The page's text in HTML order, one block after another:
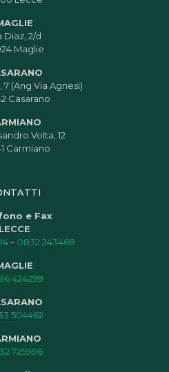
Diaz, 2/d
Maglie
7 (Ang Via Agnesi)
Casarano
Volta, 12
Carmiano
e Fax
LECCE
– 0832 243468
424299
504462
725996